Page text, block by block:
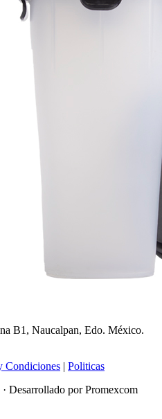
B1, Naucalpan, Edo. México.
Condiciones | Politicas
Desarrollado por Promexcom